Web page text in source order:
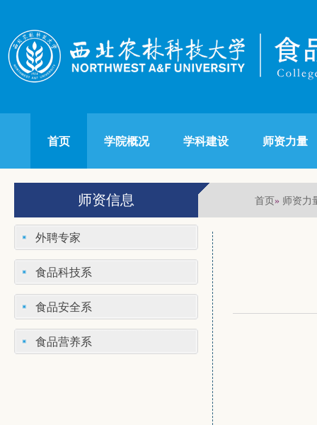
首页 学院概况 学科建设 师资力量
师资信息 首页» 师资力
外聘专家
食品科技系
食品安全系
食品营养系